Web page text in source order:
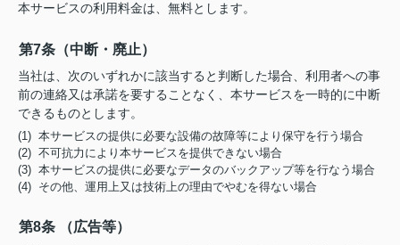
本サービスの利用料金は、無料とします。
第7条（中断・廃止）
当社は、次のいずれかに該当すると判断した場合、利用者への事
前の連絡又は承諾を要することなく、本サービスを一時的に中断
できるものとします。
(1) 本サービスの提供に必要な設備の故障等により保守を行う場合
(2) 不可抗力により本サービスを提供できない場合
(3) 本サービスの提供に必要なデータのバックアップ等を行なう場合
(4) その他、運用上又は技術上の理由でやむを得ない場合
第8条 （広告等）